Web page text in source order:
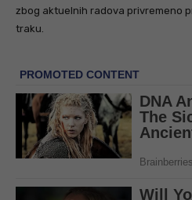
zbog aktuelnih radova privremeno
traku.